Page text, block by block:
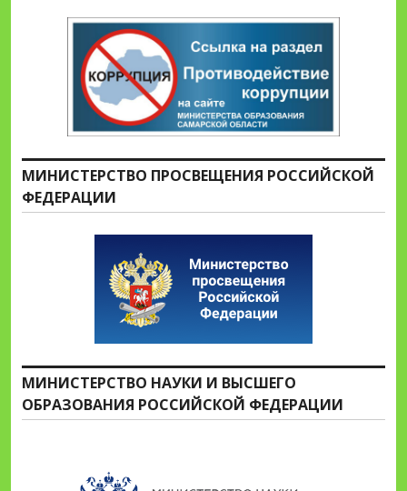
МИНИСТЕРСТВО ПРОСВЕЩЕНИЯ РОССИЙСКОЙ
ФЕДЕРАЦИИ
МИНИСТЕРСТВО НАУКИ И ВЫСШЕГО
ОБРАЗОВАНИЯ РОССИЙСКОЙ ФЕДЕРАЦИИ